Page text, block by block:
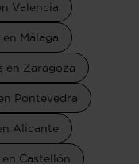
Valencia
en Málaga
en Zaragoza
Pontevedra
Alicante
en Castellón